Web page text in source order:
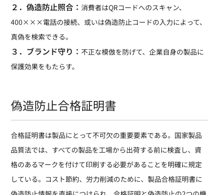
２．偽造防止照合：消費者はQRコードへのスキャン、
400×××電話の接続、或いは偽造防止コードの入力によって、
真偽を検索できる。
３．ブランド守り：不正な模倣を防げて、企業自身の製品に
保護効果をもたらす。
偽造防止合格証明書
合格証明書は製品にとって不可欠の重要要素である。国家製品
品質法では、すべての製品を工場から出荷する前に検査し、資
格のあるマークを付けて印刷する必要があることを明確に規定
している。コスト節約、労力削減のために、製品合格証明書に